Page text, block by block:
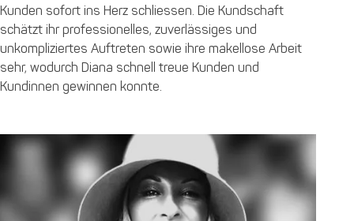
Kunden sofort ins Herz schliessen. Die Kundschaft
schätzt ihr professionelles, zuverlässiges und
unkompliziertes Auftreten sowie ihre makellose Arbeit
sehr, wodurch Diana schnell treue Kunden und
Kundinnen gewinnen konnte.